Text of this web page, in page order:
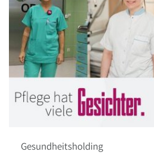
Gesundheitsholding